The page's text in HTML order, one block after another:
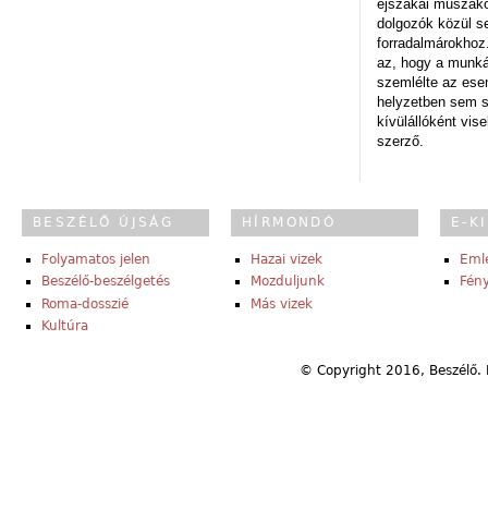
éjszakai
dolgozók közül
az, hogy a
szemlélte az
helyzetben sem
kívülállóként
szerző.
BESZÉLŐ ÚJSÁG
Folyamatos jelen
Beszélő-beszélgetés
Roma-dosszié
Kultúra
HÍRMONDÓ
Hazai vizek
Mozduljunk
Más vizek
E-
© Copyright 2016,